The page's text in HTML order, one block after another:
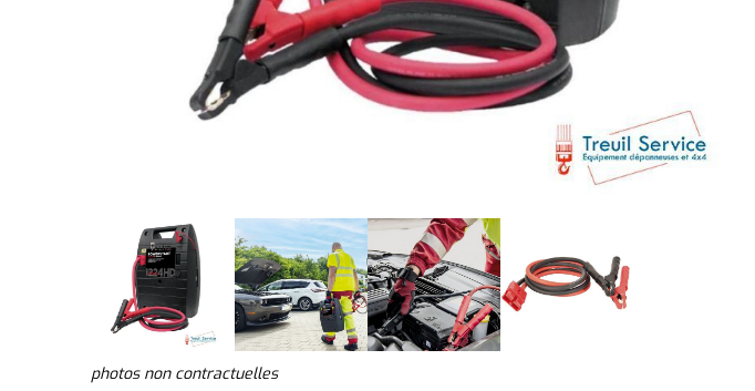
photos non contractuelles